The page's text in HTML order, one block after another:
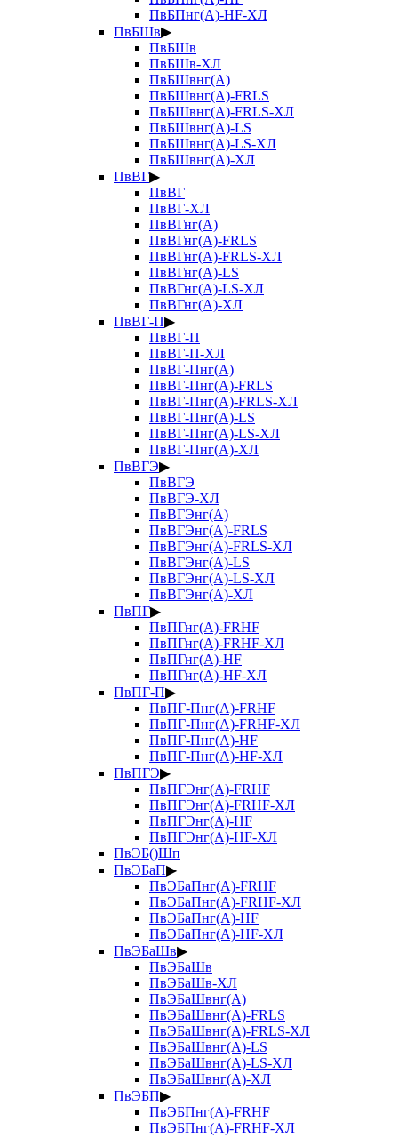
ПвБПнг(А)-HF-ХЛ
ПвБШв▶
ПвБШв
ПвБШв-ХЛ
ПвБШвнг(А)
ПвБШвнг(А)-FRLS
ПвБШвнг(А)-FRLS-ХЛ
ПвБШвнг(А)-LS
ПвБШвнг(А)-LS-ХЛ
ПвБШвнг(А)-ХЛ
ПвВГ▶
ПвВГ
ПвВГ-ХЛ
ПвВГнг(А)
ПвВГнг(А)-FRLS
ПвВГнг(А)-FRLS-ХЛ
ПвВГнг(А)-LS
ПвВГнг(А)-LS-ХЛ
ПвВГнг(А)-ХЛ
ПвВГ-П▶
ПвВГ-П
ПвВГ-П-ХЛ
ПвВГ-Пнг(А)
ПвВГ-Пнг(А)-FRLS
ПвВГ-Пнг(А)-FRLS-ХЛ
ПвВГ-Пнг(А)-LS
ПвВГ-Пнг(А)-LS-ХЛ
ПвВГ-Пнг(А)-ХЛ
ПвВГЭ▶
ПвВГЭ
ПвВГЭ-ХЛ
ПвВГЭнг(А)
ПвВГЭнг(А)-FRLS
ПвВГЭнг(А)-FRLS-ХЛ
ПвВГЭнг(А)-LS
ПвВГЭнг(А)-LS-ХЛ
ПвВГЭнг(А)-ХЛ
ПвПГ▶
ПвПГнг(А)-FRHF
ПвПГнг(А)-FRHF-ХЛ
ПвПГнг(А)-HF
ПвПГнг(А)-HF-ХЛ
ПвПГ-П▶
ПвПГ-Пнг(А)-FRHF
ПвПГ-Пнг(А)-FRHF-ХЛ
ПвПГ-Пнг(А)-HF
ПвПГ-Пнг(А)-HF-ХЛ
ПвПГЭ▶
ПвПГЭнг(А)-FRHF
ПвПГЭнг(А)-FRHF-ХЛ
ПвПГЭнг(А)-HF
ПвПГЭнг(А)-HF-ХЛ
ПвЭБ()Шп
ПвЭБаП▶
ПвЭБаПнг(А)-FRHF
ПвЭБаПнг(А)-FRHF-ХЛ
ПвЭБаПнг(А)-HF
ПвЭБаПнг(А)-HF-ХЛ
ПвЭБаШв▶
ПвЭБаШв
ПвЭБаШв-ХЛ
ПвЭБаШвнг(А)
ПвЭБаШвнг(А)-FRLS
ПвЭБаШвнг(А)-FRLS-ХЛ
ПвЭБаШвнг(А)-LS
ПвЭБаШвнг(А)-LS-ХЛ
ПвЭБаШвнг(А)-ХЛ
ПвЭБП▶
ПвЭБПнг(А)-FRHF
ПвЭБПнг(А)-FRHF-ХЛ